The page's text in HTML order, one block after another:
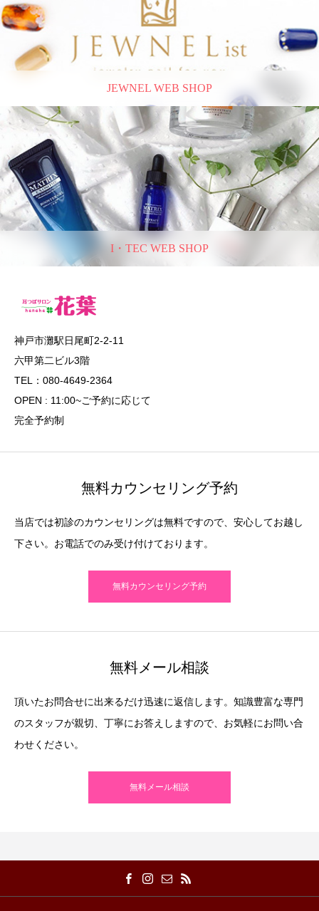
JEWNEL WEB SHOP
I・TEC WEB SHOP
神戸市灘駅日尾町2-2-11
六甲第二ビル3階
TEL：080-4649-2364
OPEN : 11:00~ご予約に応じて
完全予約制
無料カウンセリング予約
当店では初診のカウンセリングは無料ですので、安心してお越し
下さい。お電話でのみ受け付けております。
無料カウンセリング予約
無料メール相談
頂いたお問合せに出来るだけ迅速に返信します。知識豊富な専門
のスタッフが親切、丁寧にお答えしますので、お気軽にお問い合
わせください。
無料メール相談